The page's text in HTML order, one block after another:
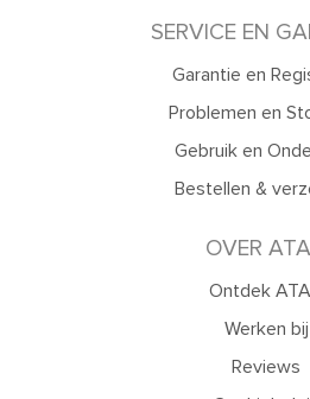
SERVICE EN
Garantie en
Problemen en
Gebruik en
Bestellen &
OVER
Ontdek
Werken bij
Reviews